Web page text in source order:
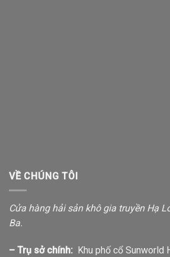
VỀ CHÚNG TÔI
Cửa hàng hải sản khô gia truyền Hạ
Ba.
– Trụ sở chính: Khu phố cổ Sunworld